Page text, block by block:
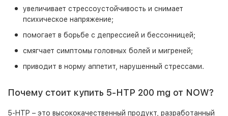
увеличивает стрессоустойчивость и снимает
психическое напряжение;
помогает в борьбе с депрессией и бессонницей;
смягчает симптомы головных болей и мигреней;
приводит в норму аппетит, нарушенный стрессами.
Почему стоит купить 5-HTP 200 mg от NOW?
5-HTP – это высококачественный продукт, разработанный